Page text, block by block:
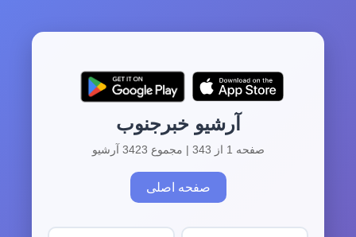
آرشیو خبرجنوب
صفحه 1 از 343 | مجموع 3423 آرشیو
صفحه اصلی